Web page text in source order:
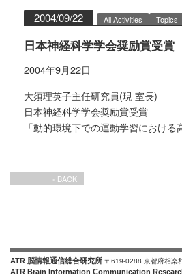
2004/09/22 All Activities Topics
日本神経科学学会奨励賞受賞
2004年9月22日
大須理英子主任研究員(現 室長)
日本神経科学学会奨励賞受賞
「動的環境下での運動学習における
« BACK
ATR 脳情報通信総合研究所 〒619-0288 京都府相楽
ATR Brain Information Communication